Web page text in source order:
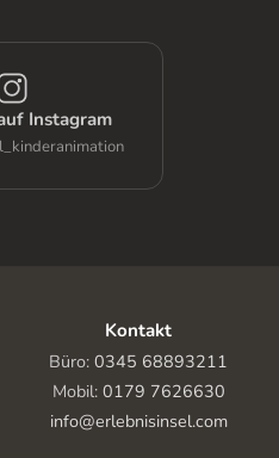
Instagram
Kontakt
Büro: 0345 68893211
Mobil: 0179 7626630
info@erlebnisinsel.com